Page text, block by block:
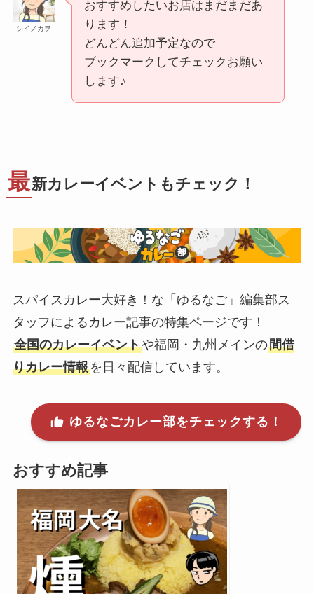
シイノカヲ
おすすめしたいお店はまだまだあ
ります！
どんどん追加予定なので
ブックマークしてチェックお願い
します♪
最新カレーイベントもチェック！
スパイスカレー大好き！な「ゆるなご」編集部ス
タッフによるカレー記事の特集ページです！
全国のカレーイベントや福岡・九州メインの間借
りカレー情報を日々配信しています。
ゆるなごカレー部をチェックする！
おすすめ記事